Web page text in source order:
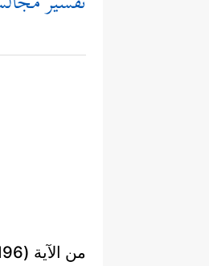
من الآية (196- 203)